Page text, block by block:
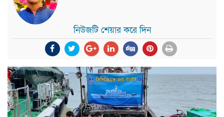
নিউজটি শেয়ার করে দিন